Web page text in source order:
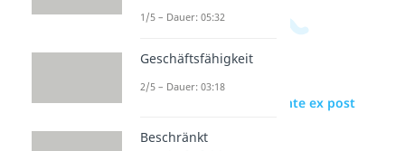
zur Videoseite: ex ante ex post
1/5 – Dauer: 05:32
Geschäftsfähigkeit
2/5 – Dauer: 03:18
Beschränkt